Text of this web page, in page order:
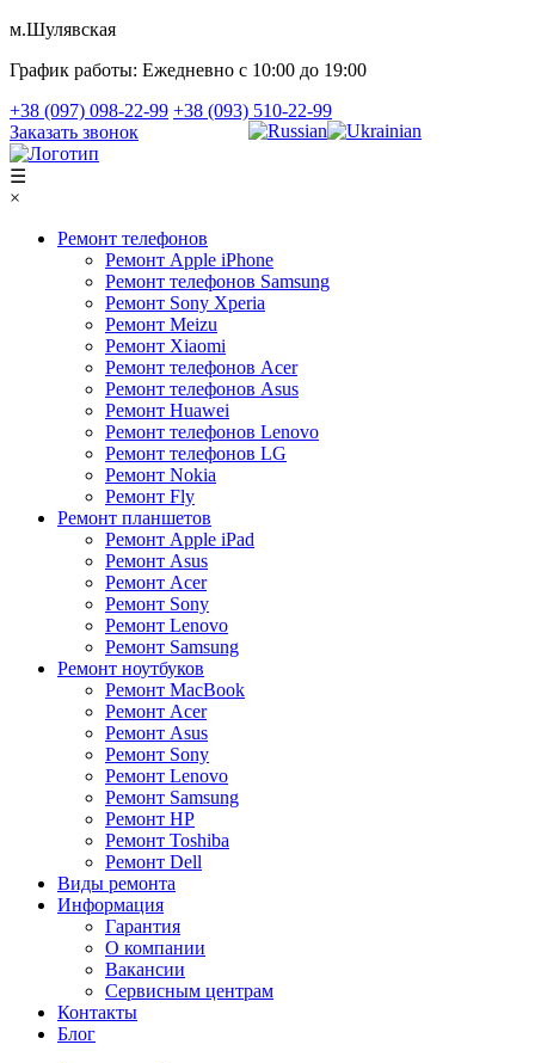
м.Шулявская
График работы: Ежедневно с 10:00 до 19:00
+38 (097) 098-22-99 +38 (093) 510-22-99
Заказать звонок
☰
×
Ремонт телефонов
Ремонт Apple iPhone
Ремонт телефонов Samsung
Ремонт Sony Xperia
Ремонт Meizu
Ремонт Xiaomi
Ремонт телефонов Acer
Ремонт телефонов Asus
Ремонт Huawei
Ремонт телефонов Lenovo
Ремонт телефонов LG
Ремонт Nokia
Ремонт Fly
Ремонт планшетов
Ремонт Apple iPad
Ремонт Asus
Ремонт Acer
Ремонт Sony
Ремонт Lenovo
Ремонт Samsung
Ремонт ноутбуков
Ремонт MacBook
Ремонт Acer
Ремонт Asus
Ремонт Sony
Ремонт Lenovo
Ремонт Samsung
Ремонт HP
Ремонт Toshiba
Ремонт Dell
Виды ремонта
Информация
Гарантия
О компании
Вакансии
Сервисным центрам
Контакты
Блог